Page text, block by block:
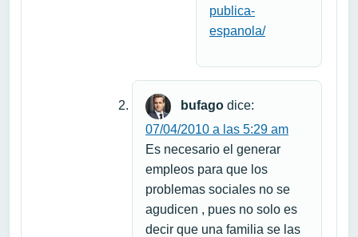
publica-
espanola/
bufago dice:
07/04/2010 a las 5:29 am
Es necesario el generar
empleos para que los
problemas sociales no se
agudicen , pues no solo es
decir que una familia se las